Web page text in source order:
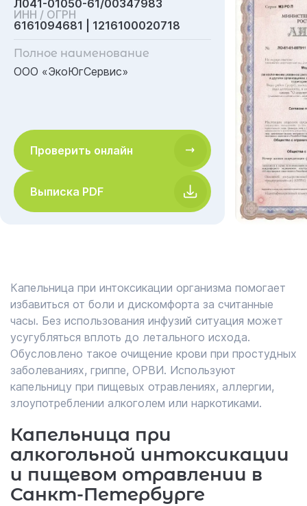
Л041-01050-61/00347983
ИНН / ОГРН
6161094681 | 1216100020718
Полное наименование
ООО «ЭкоЮгСервис»
Проверить онлайн
Выписка PDF
Капельница при интоксикации организма помогает
избавиться от боли и дискомфорта за считанные
часы. Без использования инфузий ситуация может
усугубляться вплоть до летального исхода.
Обусловлено такое очищение крови при простудных
заболеваниях, гриппе, ОРВИ. Используют
капельницу при пищевых отравлениях, аллергии,
злоупотреблении алкоголем или наркотиками.
Капельница при
алкогольной интоксикации
и пищевом отравлении в
Санкт-Петербурге